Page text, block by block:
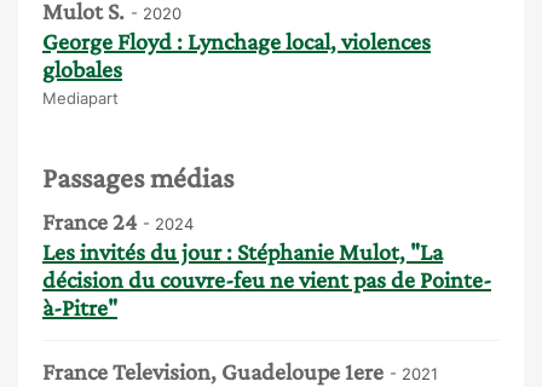
Mulot S. - 2020
George Floyd : Lynchage local, violences
globales
Mediapart
Passages médias
France 24 - 2024
Les invités du jour : Stéphanie Mulot, "La
décision du couvre-feu ne vient pas de Pointe-
à-Pitre"
France Television, Guadeloupe 1ere - 2021